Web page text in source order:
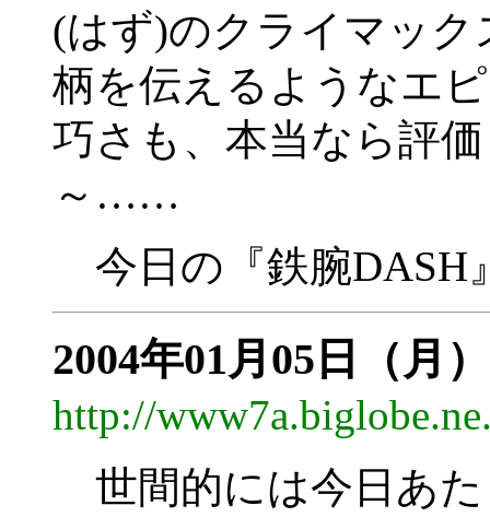
(はず)のクライマッ
柄を伝えるようなエ
巧さも、本当なら評
～……
今日の『鉄腕DASH
2004年01月05日（月）
http://
世間的には今日あ